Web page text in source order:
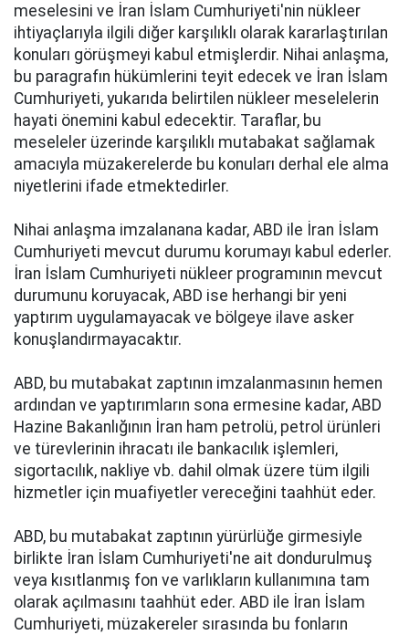
meselesini ve İran İslam Cumhuriyeti'nin nükleer
ihtiyaçlarıyla ilgili diğer karşılıklı olarak kararlaştırılan
konuları görüşmeyi kabul etmişlerdir. Nihai anlaşma,
bu paragrafın hükümlerini teyit edecek ve İran İslam
Cumhuriyeti, yukarıda belirtilen nükleer meselelerin
hayati önemini kabul edecektir. Taraflar, bu
meseleler üzerinde karşılıklı mutabakat sağlamak
amacıyla müzakerelerde bu konuları derhal ele alma
niyetlerini ifade etmektedirler.
Nihai anlaşma imzalanana kadar, ABD ile İran İslam
Cumhuriyeti mevcut durumu korumayı kabul ederler.
İran İslam Cumhuriyeti nükleer programının mevcut
durumunu koruyacak, ABD ise herhangi bir yeni
yaptırım uygulamayacak ve bölgeye ilave asker
konuşlandırmayacaktır.
ABD, bu mutabakat zaptının imzalanmasının hemen
ardından ve yaptırımların sona ermesine kadar, ABD
Hazine Bakanlığının İran ham petrolü, petrol ürünleri
ve türevlerinin ihracatı ile bankacılık işlemleri,
sigortacılık, nakliye vb. dahil olmak üzere tüm ilgili
hizmetler için muafiyetler vereceğini taahhüt eder.
ABD, bu mutabakat zaptının yürürlüğe girmesiyle
birlikte İran İslam Cumhuriyeti'ne ait dondurulmuş
veya kısıtlanmış fon ve varlıkların kullanımına tam
olarak açılmasını taahhüt eder. ABD ile İran İslam
Cumhuriyeti, müzakereler sırasında bu fonların